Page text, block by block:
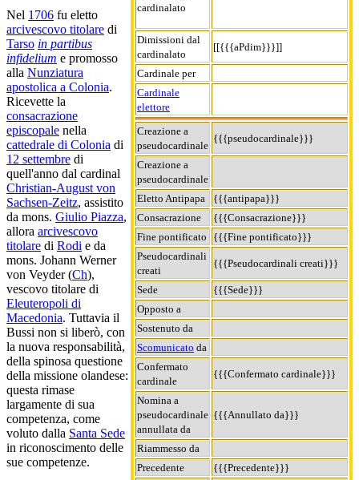
cardinalato
Dimissioni dal
cardinalato
[[{{{aPdim}}}]]
Cardinale per
Cardinale
elettore
Creazione a
pseudocardinale
{{{pseudocardinale}}}
Creazione a
pseudocardinale
Eletto Antipapa
{{{antipapa}}}
Consacrazione
{{{Consacrazione}}}
Fine pontificato
{{{Fine pontificato}}}
Pseudocardinali
creati
{{{Pseudocardinali creati}}}
Sede
{{{Sede}}}
Opposto a
Sostenuto da
Scomunicato da
Confermato
cardinale
{{{Confermato cardinale}}}
Nomina a
pseudocardinale
annullata da
{{{Annullato da}}}
Riammesso da
Precedente
{{{Precedente}}}
Nel 1706 fu eletto
arcivescovo titolare di
Tarso in partibus
infidelium e promosso
alla Nunziatura
apostolica a Colonia.
Ricevette la
consacrazione
episcopale nella
cattedrale di Colonia di
12 settembre di
quell'anno dal cardinal
Christian-August von
Sachsen-Zeitz, assistito
da mons. Giulio Piazza,
allora arcivescovo
titolare di Rodi e da
mons. Johann Werner
von Veyder (Ch),
vescovo titolare di
Eleuteropoli di
Macedonia. Tuttavia il
Bussi non si liberò, con
la nuova responsabilità,
della spinosa questione
della missione olandese:
questa rimase
largamente di sua
competenza, come
voluto dalla Santa Sede
in riconoscimento delle
sue competenze.